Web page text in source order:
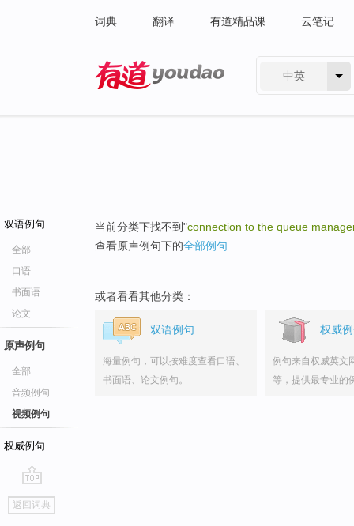
词典 翻译 有道精品课 云笔记
中英
双语例句
全部
口语
书面语
论文
原声例句
全部
音频例句
视频例句
权威例句
go
top
返回词典
当前分类下找不到"connection to the queue
查看原声例句下的全部例句
或者看看其他分类：
双语例句
海量例句，可以按难度查看口语、
书面语、论文例句。
权威
例句来自权威英文
等，提供最专业的